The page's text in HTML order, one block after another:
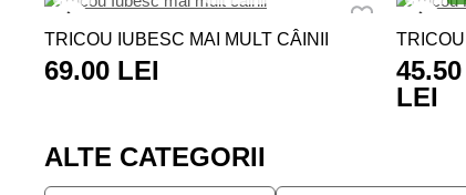
TRICOU IUBESC MAI MULT CÂINII
69.00 LEI
45.50
LEI
ALTE CATEGORII